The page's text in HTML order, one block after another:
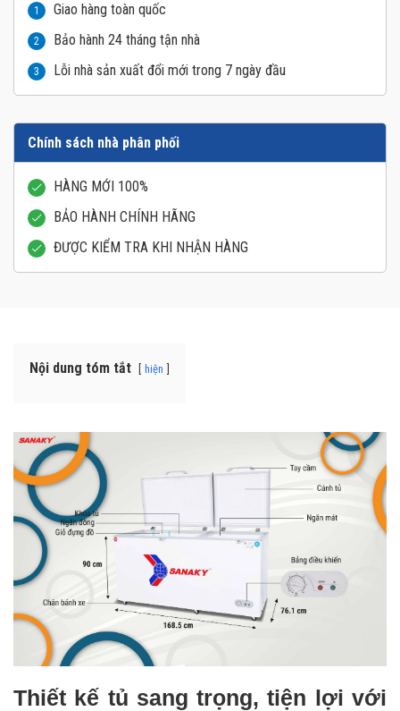
1 Giao hàng toàn quốc
2 Bảo hành 24 tháng tận nhà
3 Lỗi nhà sản xuất đổi mới trong 7 ngày đầu
Chính sách nhà phân phối
HÀNG MỚI 100%
BẢO HÀNH CHÍNH HÃNG
ĐƯỢC KIỂM TRA KHI NHẬN HÀNG
Nội dung tóm tắt hiện
Thiết kế tủ sang trọng, tiện lợi với